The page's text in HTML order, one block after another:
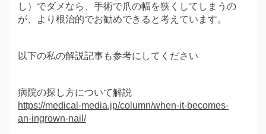
し）でダメなら、手術で爪の幅を狭くしてしまうの
が、より根治的でお勧めできると考えています。
以下の私の解説記事も参考にしてください
病院の探し方について解説
https://medical-media.jp/column/when-it-becomes-
an-ingrown-nail/